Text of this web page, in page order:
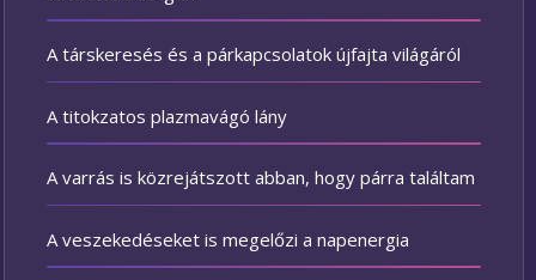
A társkeresés és a párkapcsolatok újfajta világáról
A titokzatos plazmavágó lány
A varrás is közrejátszott abban, hogy párra találtam
A veszekedéseket is megelőzi a napenergia